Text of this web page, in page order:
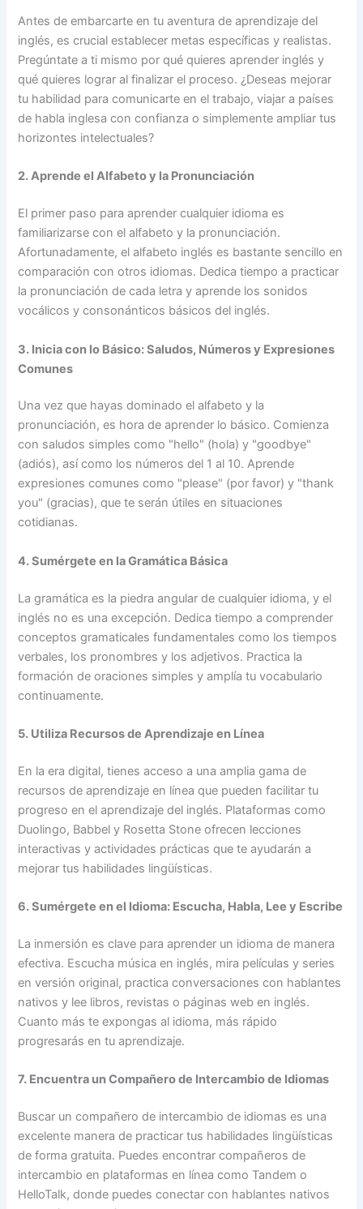
Antes de embarcarte en tu aventura de aprendizaje del
inglés, es crucial establecer metas específicas y realistas.
Pregúntate a ti mismo por qué quieres aprender inglés y
qué quieres lograr al finalizar el proceso. ¿Deseas mejorar
tu habilidad para comunicarte en el trabajo, viajar a países
de habla inglesa con confianza o simplemente ampliar tus
horizontes intelectuales?
2. Aprende el Alfabeto y la Pronunciación
El primer paso para aprender cualquier idioma es
familiarizarse con el alfabeto y la pronunciación.
Afortunadamente, el alfabeto inglés es bastante sencillo en
comparación con otros idiomas. Dedica tiempo a practicar
la pronunciación de cada letra y aprende los sonidos
vocálicos y consonánticos básicos del inglés.
3. Inicia con lo Básico: Saludos, Números y Expresiones
Comunes
Una vez que hayas dominado el alfabeto y la
pronunciación, es hora de aprender lo básico. Comienza
con saludos simples como "hello" (hola) y "goodbye"
(adiós), así como los números del 1 al 10. Aprende
expresiones comunes como "please" (por favor) y "thank
you" (gracias), que te serán útiles en situaciones
cotidianas.
4. Sumérgete en la Gramática Básica
La gramática es la piedra angular de cualquier idioma, y el
inglés no es una excepción. Dedica tiempo a comprender
conceptos gramaticales fundamentales como los tiempos
verbales, los pronombres y los adjetivos. Practica la
formación de oraciones simples y amplía tu vocabulario
continuamente.
5. Utiliza Recursos de Aprendizaje en Línea
En la era digital, tienes acceso a una amplia gama de
recursos de aprendizaje en línea que pueden facilitar tu
progreso en el aprendizaje del inglés. Plataformas como
Duolingo, Babbel y Rosetta Stone ofrecen lecciones
interactivas y actividades prácticas que te ayudarán a
mejorar tus habilidades lingüísticas.
6. Sumérgete en el Idioma: Escucha, Habla, Lee y Escribe
La inmersión es clave para aprender un idioma de manera
efectiva. Escucha música en inglés, mira películas y series
en versión original, practica conversaciones con hablantes
nativos y lee libros, revistas o páginas web en inglés.
Cuanto más te expongas al idioma, más rápido
progresarás en tu aprendizaje.
7. Encuentra un Compañero de Intercambio de Idiomas
Buscar un compañero de intercambio de idiomas es una
excelente manera de practicar tus habilidades lingüísticas
de forma gratuita. Puedes encontrar compañeros de
intercambio en plataformas en línea como Tandem o
HelloTalk, donde puedes conectar con hablantes nativos